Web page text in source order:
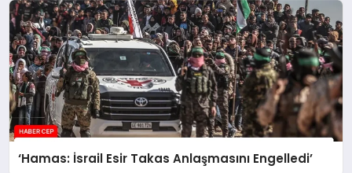
‘Hamas: İsrail Esir Takas Anlaşmasını Engelledi’